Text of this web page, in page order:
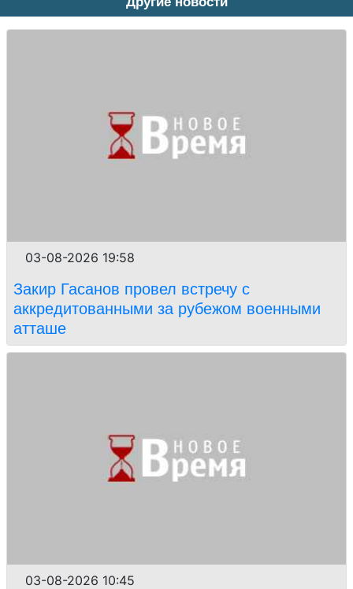
03-08-2026 19:58
Закир Гасанов провел встречу с
аккредитованными за рубежом военными
атташе
03-08-2026 10:45